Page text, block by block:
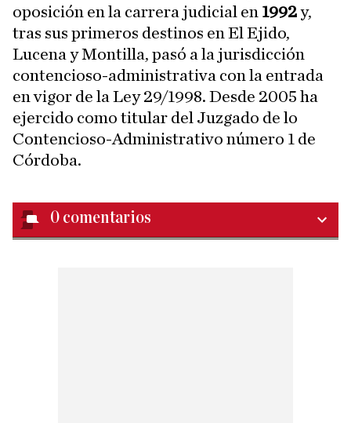
oposición en la carrera judicial en 1992y,
tras sus primeros destinos en El Ejido,
Lucena y Montilla, pasó a la jurisdicción
contencioso-administrativa con la entrada
en vigor de la Ley 29/1998. Desde 2005 ha
ejercido como titular del Juzgado de lo
Contencioso-Administrativo número 1 de
Córdoba.
0 comentarios